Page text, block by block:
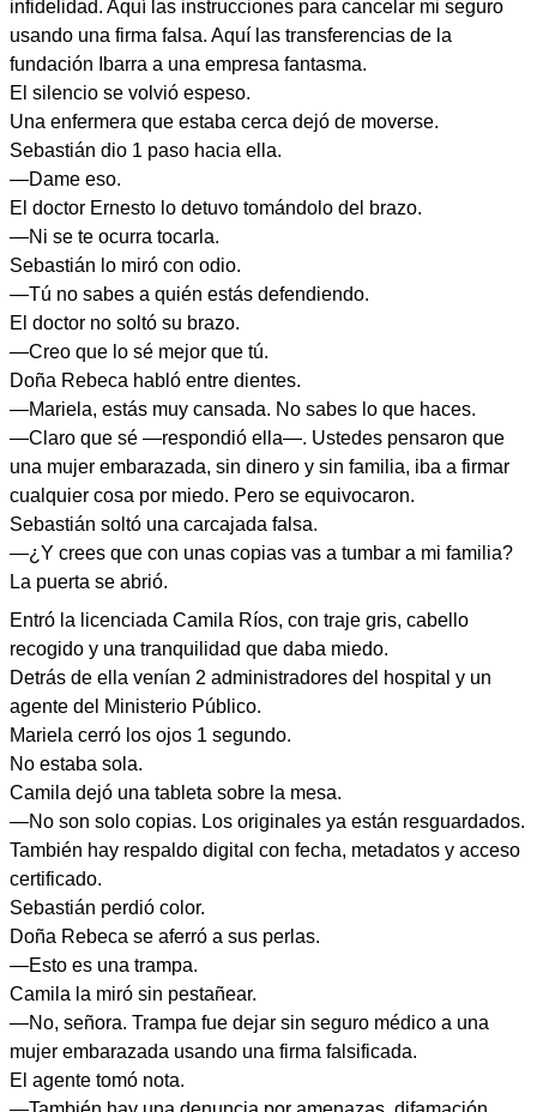
infidelidad. Aquí las instrucciones para cancelar mi seguro
usando una firma falsa. Aquí las transferencias de la
fundación Ibarra a una empresa fantasma.
El silencio se volvió espeso.
Una enfermera que estaba cerca dejó de moverse.
Sebastián dio 1 paso hacia ella.
—Dame eso.
El doctor Ernesto lo detuvo tomándolo del brazo.
—Ni se te ocurra tocarla.
Sebastián lo miró con odio.
—Tú no sabes a quién estás defendiendo.
El doctor no soltó su brazo.
—Creo que lo sé mejor que tú.
Doña Rebeca habló entre dientes.
—Mariela, estás muy cansada. No sabes lo que haces.
—Claro que sé —respondió ella—. Ustedes pensaron que
una mujer embarazada, sin dinero y sin familia, iba a firmar
cualquier cosa por miedo. Pero se equivocaron.
Sebastián soltó una carcajada falsa.
—¿Y crees que con unas copias vas a tumbar a mi familia?
La puerta se abrió.
Entró la licenciada Camila Ríos, con traje gris, cabello
recogido y una tranquilidad que daba miedo.
Detrás de ella venían 2 administradores del hospital y un
agente del Ministerio Público.
Mariela cerró los ojos 1 segundo.
No estaba sola.
Camila dejó una tableta sobre la mesa.
—No son solo copias. Los originales ya están resguardados.
También hay respaldo digital con fecha, metadatos y acceso
certificado.
Sebastián perdió color.
Doña Rebeca se aferró a sus perlas.
—Esto es una trampa.
Camila la miró sin pestañear.
—No, señora. Trampa fue dejar sin seguro médico a una
mujer embarazada usando una firma falsificada.
El agente tomó nota.